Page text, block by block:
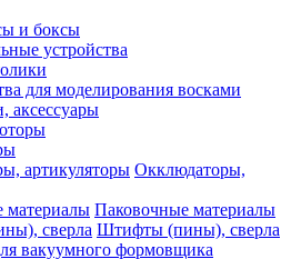
и боксы
устройства
для моделирования восками
аксессуары
Окклюдаторы,
Паковочные материалы
Штифты (пины), сверла